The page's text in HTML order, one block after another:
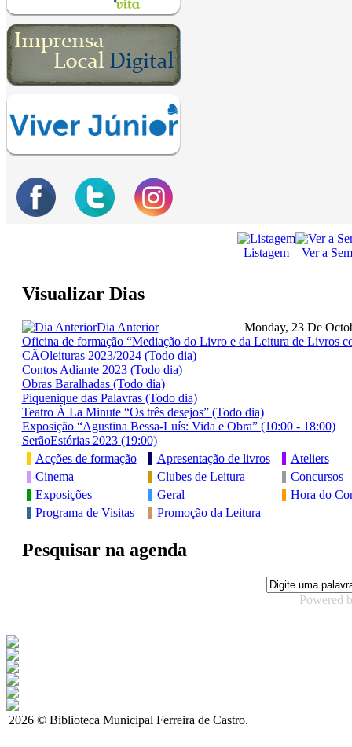
Listagem Ver a
Visualizar Dias
Dia Anterior
Monday, 23 De
Oficina de formação “Mediação do Livro e da Leitura de Livros
CÃOleituras 2023/2024 (Todo dia)
Contos Adiante 2023 (Todo dia)
Obras Baralhadas (Todo dia)
Piquenique das Palavras (Todo dia)
Teatro À La Minute “Os três desejos” (Todo dia)
Exposição “Agustina Bessa-Luís: Vida e Obra” (10:00 - 18:00)
SerãoEstórias 2023 (19:00)
Acções de formação
Apresentação de livros
Ateliers
Cinema
Clubes de Leitura
Concursos
Exposições
Geral
Hora do
Programa de Visitas
Promoção da Leitura
Pesquisar na agenda
Powered
2026 © Biblioteca Municipal Ferreira de Castro.